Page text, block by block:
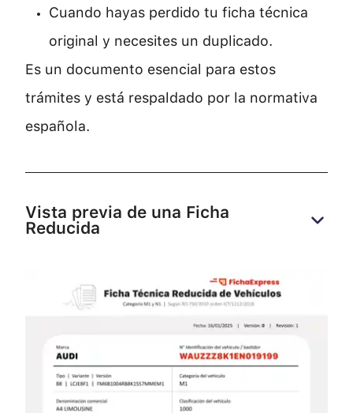
Cuando hayas perdido tu ficha técnica
original y necesites un duplicado.
Es un documento esencial para estos
trámites y está respaldado por la normativa
española.
Vista previa de una Ficha
Reducida